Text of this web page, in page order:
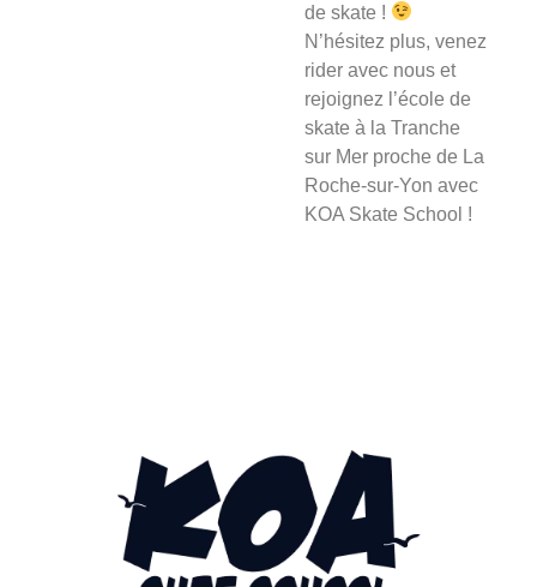
de skate !
N’hésitez plus, venez
rider avec nous et
rejoignez l’école de
skate à la Tranche
sur Mer proche de La
Roche-sur-Yon avec
KOA Skate School !